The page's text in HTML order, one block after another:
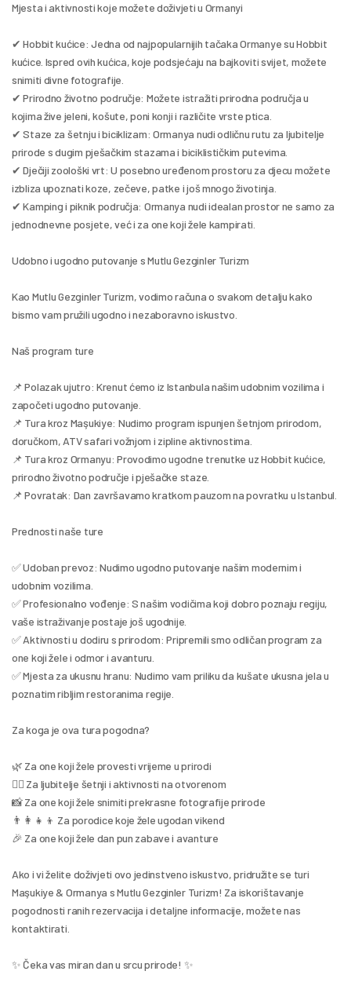
Mjesta i aktivnosti koje možete doživjeti u Ormanyi
✔ Hobbit kućice: Jedna od najpopularnijih tačaka Ormanye su Hobbit
kućice. Ispred ovih kućica, koje podsjećaju na bajkoviti svijet, možete
snimiti divne fotografije.
✔ Prirodno životno područje: Možete istražiti prirodna područja u
kojima žive jeleni, košute, poni konji i različite vrste ptica.
✔ Staze za šetnju i biciklizam: Ormanya nudi odličnu rutu za ljubitelje
prirode s dugim pješačkim stazama i biciklističkim putevima.
✔ Dječiji zoološki vrt: U posebno uređenom prostoru za djecu možete
izbliza upoznati koze, zečeve, patke i još mnogo životinja.
✔ Kamping i piknik područja: Ormanya nudi idealan prostor ne samo za
jednodnevne posjete, već i za one koji žele kampirati.
Udobno i ugodno putovanje s Mutlu Gezginler Turizm
Kao Mutlu Gezginler Turizm, vodimo računa o svakom detalju kako
bismo vam pružili ugodno i nezaboravno iskustvo.
Naš program ture
📌 Polazak ujutro: Krenut ćemo iz Istanbula našim udobnim vozilima i
započeti ugodno putovanje.
📌 Tura kroz Maşukiye: Nudimo program ispunjen šetnjom prirodom,
doručkom, ATV safari vožnjom i zipline aktivnostima.
📌 Tura kroz Ormanyu: Provodimo ugodne trenutke uz Hobbit kućice,
prirodno životno područje i pješačke staze.
📌 Povratak: Dan završavamo kratkom pauzom na povratku u Istanbul.
Prednosti naše ture
✅ Udoban prevoz: Nudimo ugodno putovanje našim modernim i
udobnim vozilima.
✅ Profesionalno vođenje: S našim vodičima koji dobro poznaju regiju,
vaše istraživanje postaje još ugodnije.
✅ Aktivnosti u dodiru s prirodom: Pripremili smo odličan program za
one koji žele i odmor i avanturu.
✅ Mjesta za ukusnu hranu: Nudimo vam priliku da kušate ukusna jela u
poznatim ribljim restoranima regije.
Za koga je ova tura pogodna?
🌿 Za one koji žele provesti vrijeme u prirodi
🚶‍♂️ Za ljubitelje šetnji i aktivnosti na otvorenom
📸 Za one koji žele snimiti prekrasne fotografije prirode
👨‍👩‍👧‍👦 Za porodice koje žele ugodan vikend
🎉 Za one koji žele dan pun zabave i avanture
Ako i vi želite doživjeti ovo jedinstveno iskustvo, pridružite se turi
Maşukiye & Ormanya s Mutlu Gezginler Turizm! Za iskorištavanje
pogodnosti ranih rezervacija i detaljne informacije, možete nas
kontaktirati.
✨ Čeka vas miran dan u srcu prirode! ✨